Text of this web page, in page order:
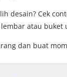
desain? Cek
atau buket
dan buat